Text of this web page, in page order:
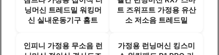
닝머신 트레드밀 워킹머
신 실내운동기구 홈트
트 즈위프트 가정용 유산
소 저소음 트레드밀
인피니 가정용 무소음 런
가정용 런닝머신 킹스미